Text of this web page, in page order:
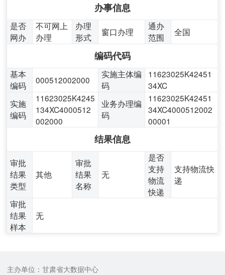
办事信息
是否
网办
不可网上
办理
办理
形式
窗口办理
通办
范围
全国
编码代码
基本
编码
000512002000
实施主体编
码
11623025K42451
34XC
实施
编码
11623025K4245
134XC4000512
002000
业务办理编
码
11623025K42451
34XC4000512002
00001
结果信息
审批
结果
类型
其他
审批
结果
名称
无
是否
支持
物流
快递
支持物流快
递
审批
结果
样本
无
主办单位：甘肃省大数据中心